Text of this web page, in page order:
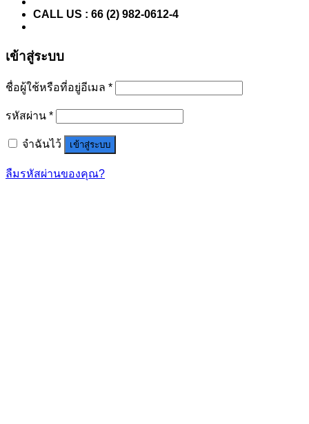
CALL US : 66 (2) 982-0612-4
เข้าสู่ระบบ
ชื่อผู้ใช้หรือที่อยู่อีเมล *
รหัสผ่าน *
จำฉันไว้ เข้าสู่ระบบ
ลืมรหัสผ่านของคุณ?